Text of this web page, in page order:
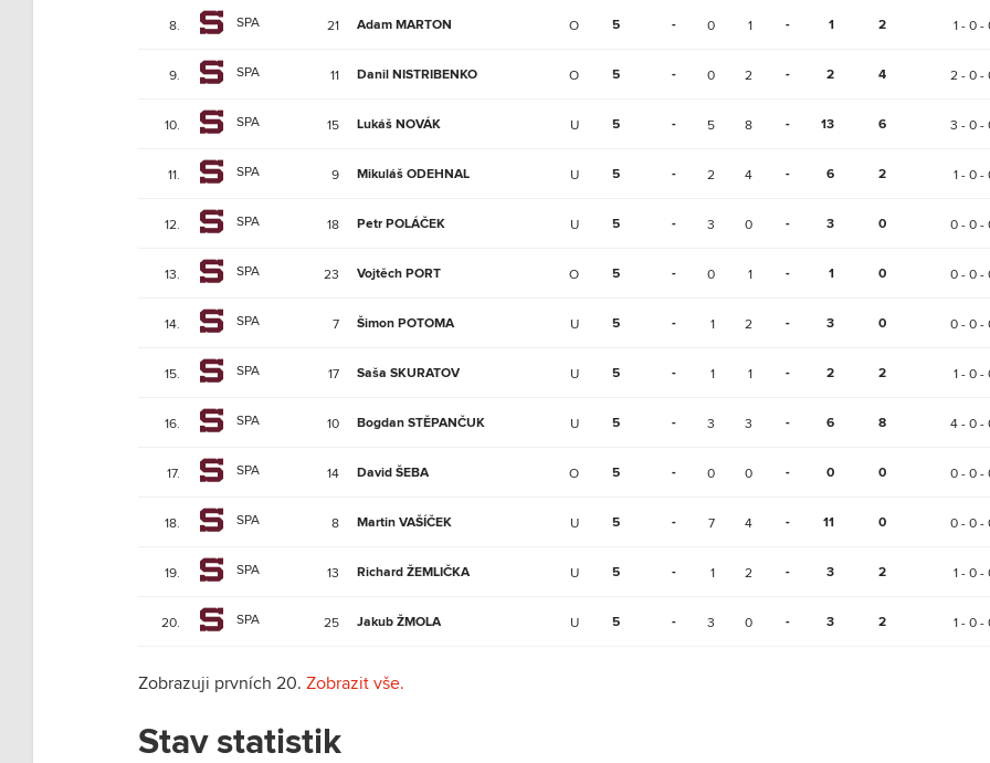
8. SPA 21 Adam MARTON O 5 - 0 1 - 1 2 1 - 0 -
9. SPA 11 Danil NISTRIBENKO O 5 - 0 2 - 2 4 2 - 0 -
10. SPA 15 Lukáš NOVÁK U 5 - 5 8 - 13 6 3 - 0 -
11. SPA 9 Mikuláš ODEHNAL U 5 - 2 4 - 6 2 1 - 0 -
12. SPA 18 Petr POLÁČEK U 5 - 3 0 - 3 0 0 - 0 -
13. SPA 23 Vojtěch PORT O 5 - 0 1 - 1 0 0 - 0 -
14. SPA 7 Šimon POTOMA U 5 - 1 2 - 3 0 0 - 0 -
15. SPA 17 Saša SKURATOV U 5 - 1 1 - 2 2 1 - 0 -
16. SPA 10 Bogdan STĚPANČUK U 5 - 3 3 - 6 8 4 - 0 -
17. SPA 14 David ŠEBA O 5 - 0 0 - 0 0 0 - 0 -
18. SPA 8 Martin VAŠÍČEK U 5 - 7 4 - 11 0 0 - 0 -
19. SPA 13 Richard ŽEMLIČKA U 5 - 1 2 - 3 2 1 - 0 -
20. SPA 25 Jakub ŽMOLA U 5 - 3 0 - 3 2 1 - 0 -
Zobrazuji prvních 20. Zobrazit vše.
Stav statistik